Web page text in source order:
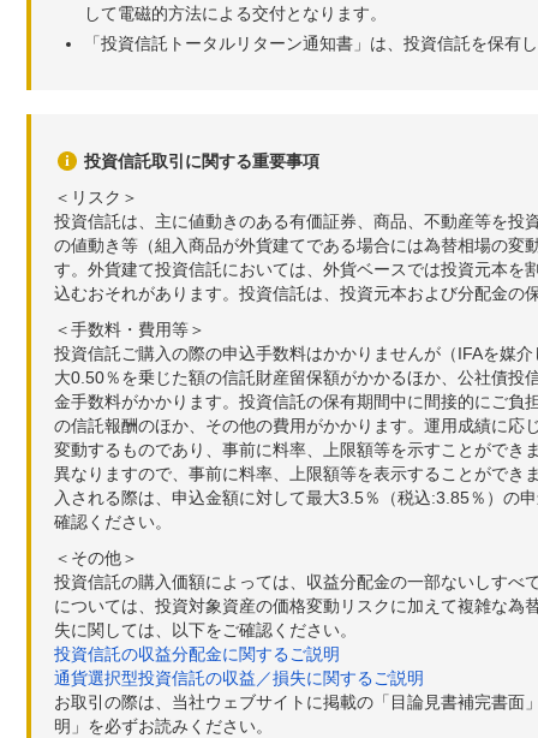
して電磁的方法による交付となります。
「投資信託トータルリターン通知書」は、投資信託を保有
投資信託取引に関する重要事項
＜リスク＞
投資信託は、主に値動きのある有価証券、商品、不動産等を
の値動き等（組入商品が外貨建てである場合には為替相場の
す。外貨建て投資信託においては、外貨ベースでは投資元本
込むおそれがあります。投資信託は、投資元本および分配金の
＜手数料・費用等＞
投資信託ご購入の際の申込手数料はかかりませんが（IFAを媒
大0.50％を乗じた額の信託財産留保額がかかるほか、公社債
金手数料がかかります。投資信託の保有期間中に間接的にご
の信託報酬のほか、その他の費用がかかります。運用成績に
変動するものであり、事前に料率、上限額等を示すことがで
異なりますので、事前に料率、上限額等を表示することがで
入される際は、申込金額に対して最大3.5％（税込:3.85％）の
確認ください。
＜その他＞
投資信託の購入価額によっては、収益分配金の一部ないしす
については、投資対象資産の価格変動リスクに加えて複雑な
失に関しては、以下をご確認ください。
投資信託の収益分配金に関するご説明
通貨選択型投資信託の収益／損失に関するご説明
お取引の際は、当社ウェブサイトに掲載の「目論見書補完書
明」を必ずお読みください。